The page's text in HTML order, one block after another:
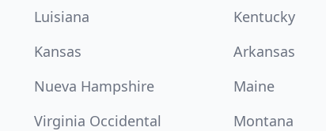
Luisiana Kentucky
Kansas Arkansas
Nueva Hampshire Maine
Virginia Occidental Montana